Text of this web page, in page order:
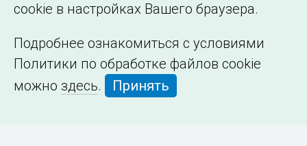
cookie в настройках Вашего браузера.
Подробнее ознакомиться с условиями
Политики по обработке файлов cookie
можно здесь. Принять